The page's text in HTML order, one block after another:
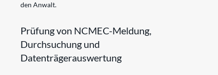
den Anwalt.
Prüfung von NCMEC-Meldung,
Durchsuchung und
Datenträgerauswertung